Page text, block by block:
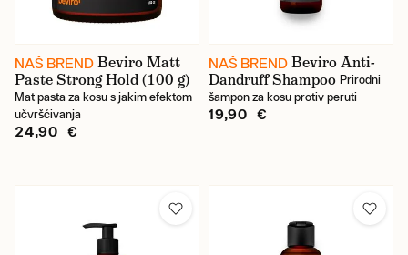
Cijena
NAŠ BREND Beviro Matt
Paste Strong Hold (100 g)
Mat pasta za kosu s jakim efektom
učvršćivanja
24,90 €
NAŠ BREND Beviro Anti-
Dandruff Shampoo Prirodni
šampon za kosu protiv peruti
19,90 €